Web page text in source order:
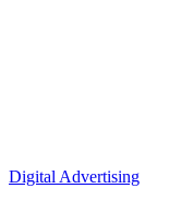
Digital Advertising